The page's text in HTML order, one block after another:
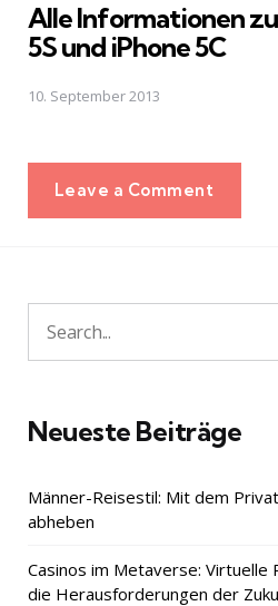
Alle Informationen
5S und iPhone 5C
10. September 2013
Leave a Comment
Search
for:
Neueste Beiträge
Männer-Reisestil: Mit dem
abheben
Casinos im Metaverse: Virtuelle
die Herausforderungen der